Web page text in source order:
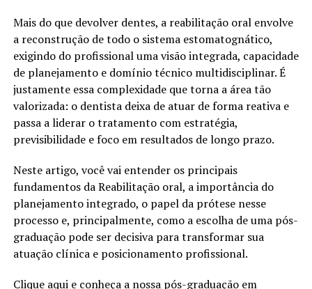
Mais do que devolver dentes, a reabilitação oral envolve
a reconstrução de todo o sistema estomatognático,
exigindo do profissional uma visão integrada, capacidade
de planejamento e domínio técnico multidisciplinar. É
justamente essa complexidade que torna a área tão
valorizada: o dentista deixa de atuar de forma reativa e
passa a liderar o tratamento com estratégia,
previsibilidade e foco em resultados de longo prazo.
Neste artigo, você vai entender os principais
fundamentos da Reabilitação oral, a importância do
planejamento integrado, o papel da prótese nesse
processo e, principalmente, como a escolha de uma pós-
graduação pode ser decisiva para transformar sua
atuação clínica e posicionamento profissional.
Clique aqui e conheça a nossa pós-graduação em